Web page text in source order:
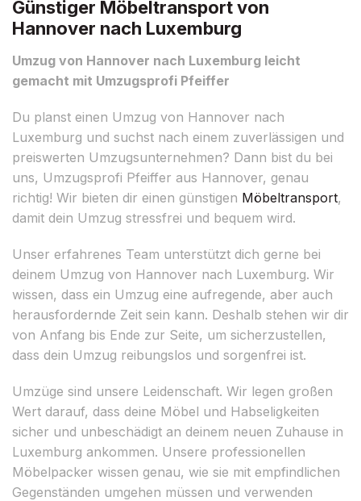
Günstiger Möbeltransport von
Hannover nach Luxemburg
Umzug von Hannover nach Luxemburg leicht
gemacht mit Umzugsprofi Pfeiffer
Du planst einen Umzug von Hannover nach
Luxemburg und suchst nach einem zuverlässigen und
preiswerten Umzugsunternehmen? Dann bist du bei
uns, Umzugsprofi Pfeiffer aus Hannover, genau
richtig! Wir bieten dir einen günstigen Möbeltransport,
damit dein Umzug stressfrei und bequem wird.
Unser erfahrenes Team unterstützt dich gerne bei
deinem Umzug von Hannover nach Luxemburg. Wir
wissen, dass ein Umzug eine aufregende, aber auch
herausfordernde Zeit sein kann. Deshalb stehen wir dir
von Anfang bis Ende zur Seite, um sicherzustellen,
dass dein Umzug reibungslos und sorgenfrei ist.
Umzüge sind unsere Leidenschaft. Wir legen großen
Wert darauf, dass deine Möbel und Habseligkeiten
sicher und unbeschädigt an deinem neuen Zuhause in
Luxemburg ankommen. Unsere professionellen
Möbelpacker wissen genau, wie sie mit empfindlichen
Gegenständen umgehen müssen und verwenden